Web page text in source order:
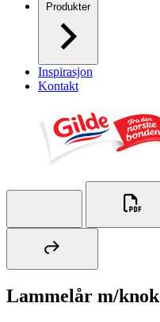
Produkter
Inspirasjon
Kontakt
Lammelår m/